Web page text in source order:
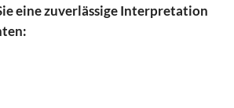
eine zuverlässige Interpretation